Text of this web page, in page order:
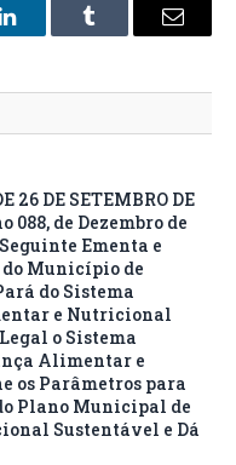
LinkedInTumblr
E-
26 DE SETEMBRO DE
de Dezembro de
Ementa e
do Município de
do Sistema
e Nutricional
o Sistema
Alimentar e
os Parâmetros para
Plano Municipal de
Sustentável e Dá